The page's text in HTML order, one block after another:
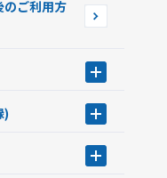
のご利用方
)
ータの共同利用のお知